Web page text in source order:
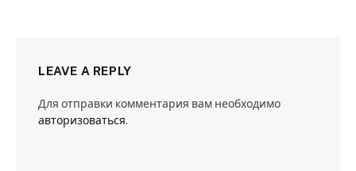
LEAVE A REPLY
Для отправки комментария вам необходимо
авторизоваться.